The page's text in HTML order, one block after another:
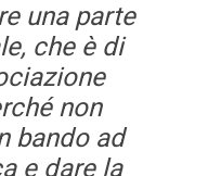
una parte
che è di
non
bando ad
e dare la